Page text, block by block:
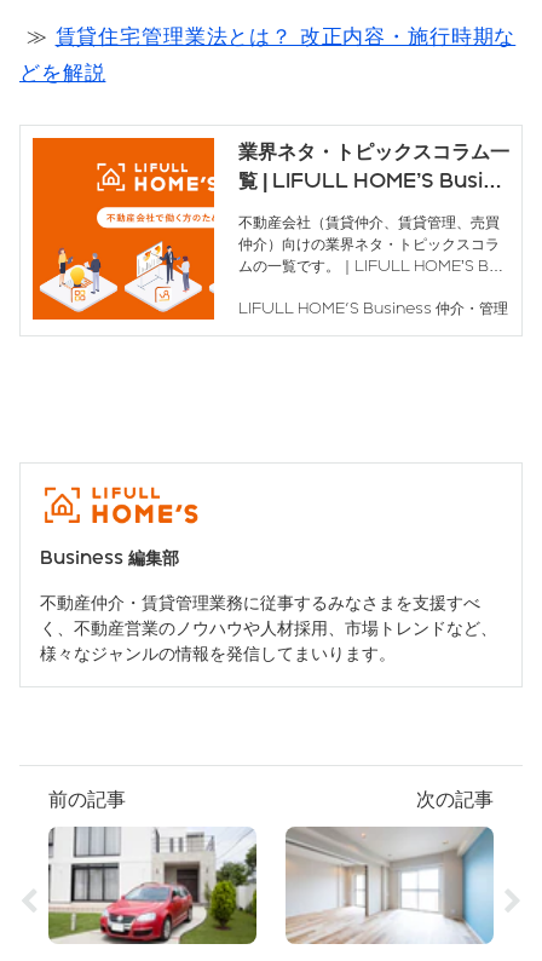
≫ 賃貸住宅管理業法とは？ 改正内容・施行時期な
どを解説
業界ネタ・トピックスコラム一
覧 | LIFULL HOME’S Busine
ss 仲介・管理｜不動産会社
（賃貸仲介、賃貸管理、売買仲
介）向け課題発見・解決メディ
ア｜ライフルホームズの集客・
不動産会社（賃貸仲介、賃貸管理、売買
仲介）向けの業界ネタ・トピックスコラ
ムの一覧です。｜LIFULL HOME’S Bus
管理にかかわる「会社や人」の課題を発
見・解決し、成果をもたらす行動スイッ
LIFULL HOME'S Business 仲介・管理
Business 編集部
不動産仲介・賃貸管理業務に従事するみなさまを支援すべ
く、不動産営業のノウハウや人材採用、市場トレンドなど、
様々なジャンルの情報を発信してまいります。
前の記事 次の記事